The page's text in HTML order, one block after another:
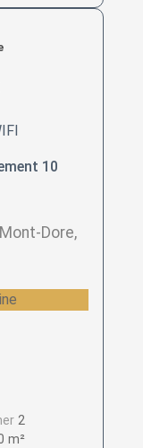
10
Dore,
2
m²